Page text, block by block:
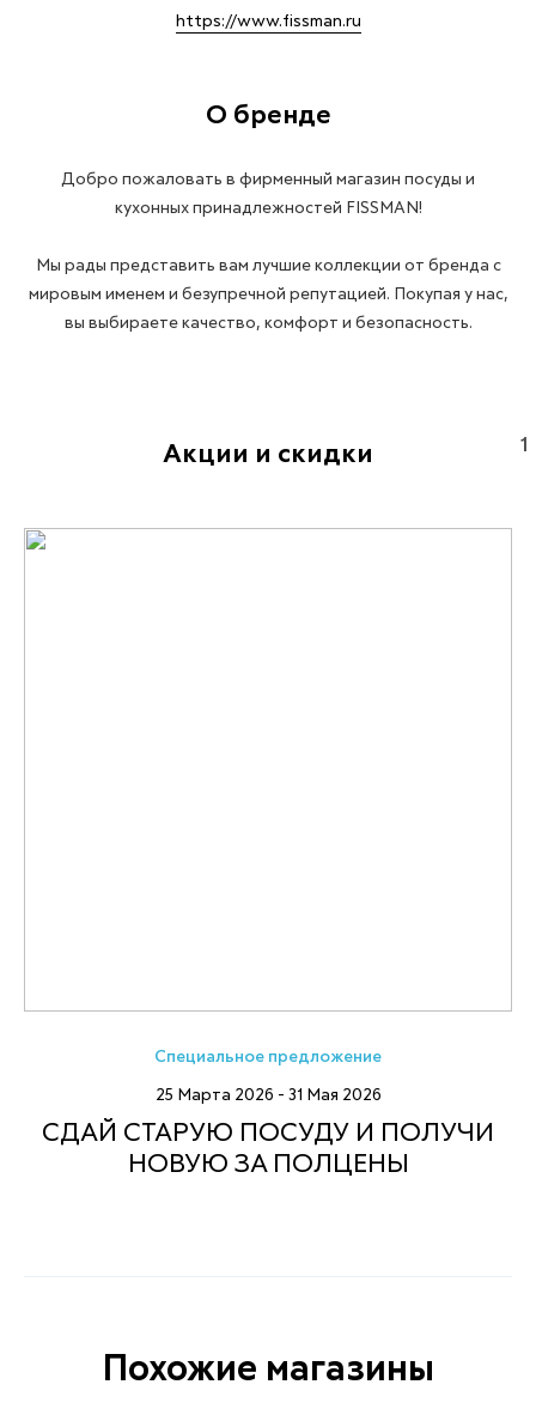
https://www.fissman.ru
О бренде
Добро пожаловать в фирменный магазин посуды и
кухонных принадлежностей FISSMAN!
Мы рады представить вам лучшие коллекции от бренда с
мировым именем и безупречной репутацией. Покупая у нас,
вы выбираете качество, комфорт и безопасность.
1
Акции и скидки
Специальное предложение
25 Марта 2026 - 31 Мая 2026
СДАЙ СТАРУЮ ПОСУДУ И ПОЛУЧИ
НОВУЮ ЗА ПОЛЦЕНЫ
Похожие магазины